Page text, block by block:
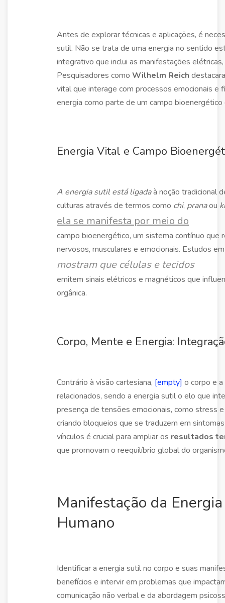
Antes de explorar técnicas e aplicações, é
sutil. Não se trata de uma energia no sentido
integrativo que inclui as manifestações
Pesquisadores como Wilhelm Reich
vital que interage com processos emocionais e
energia como parte de um campo
Energia Vital e Campo
A energia sutil está ligadaà noção tradicional
culturas através de termos como chi, pranaou ki
ela se manifesta por meio do
campo bioenergético, um sistema contínuo que
nervosos, musculares e emocionais. Estudos
mostram que células e tecidos
emitem sinais elétricos e magnéticos que
orgânica.
Corpo, Mente e Energia:
Contrário à visão cartesiana, [empty] o corpo e
relacionados, sendo a energia sutil o elo que
presença de tensões emocionais, como stress
criando bloqueios que se traduzem em
vínculos é crucial para ampliar os resultados
que promovam o reequilíbrio global do
Manifestação da
Humano
Identificar a energia sutil no corpo e suas
benefícios e intervir em problemas que
comunicação não verbal e da abordagem